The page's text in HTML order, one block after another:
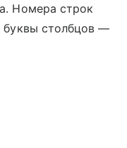
Номера строк
буквы столбцов —